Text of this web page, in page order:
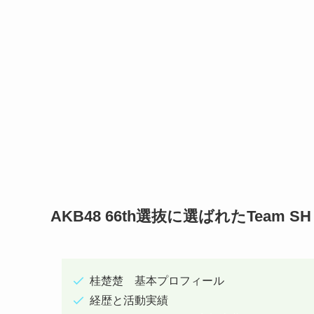
AKB48 66th選抜に選ばれたTeam SH
桂楚楚 基本プロフィール
経歴と活動実績